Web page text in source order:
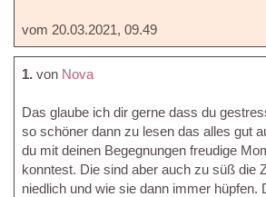
vom 20.03.2021, 09.49
1. von Nova
Das glaube ich dir gerne dass du
so schöner dann zu lesen das alles gut
du mit deinen Begegnungen freudige
konntest. Die sind aber auch zu süß die
niedlich und wie sie dann immer hüpfen.